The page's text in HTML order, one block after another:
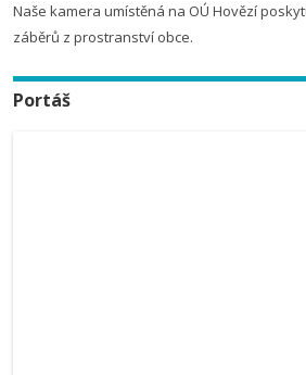
Naše kamera umístěná na OÚ Hovězí
záběrů z prostranství obce.
Portáš